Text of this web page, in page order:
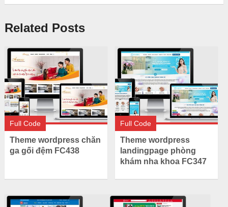
Related Posts
Full Code
Theme wordpress chăn
ga gối đệm FC438
Full Code
Theme wordpress
landingpage phòng
khám nha khoa FC347